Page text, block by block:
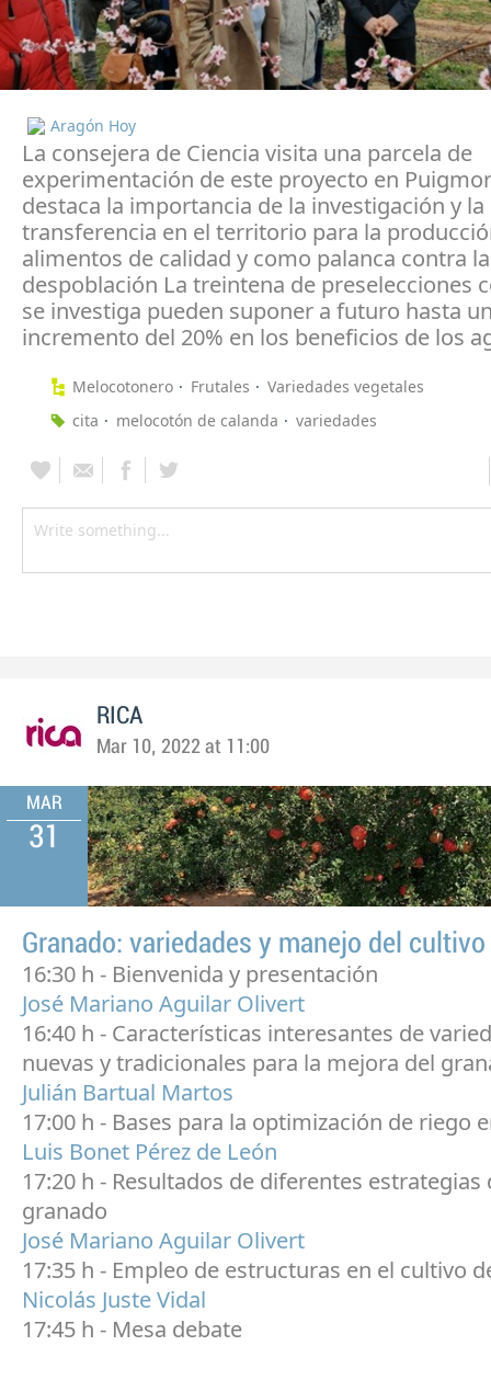
Aragón Hoy
La consejera de Ciencia visita una parcela de
experimentación de este proyecto en
destaca la importancia de la investigación y la
transferencia en el territorio para la
alimentos de calidad y como palanca contra la
despoblación La treintena de preselecciones
se investiga pueden suponer a futuro hasta
incremento del 20% en los beneficios de los
Melocotonero Frutales
Variedades vegetales
cita
melocotón de calanda variedades
RICA
Mar 10, 2022 at 11:00
MAR
31
Granado: variedades y manejo del cultivo
16:30 h - Bienvenida y presentación
José Mariano Aguilar Olivert
16:40 h - Características interesantes de
nuevas y tradicionales para la mejora del
Julián Bartual Martos
17:00 h - Bases para la optimización de riego
Luis Bonet Pérez de León
17:20 h - Resultados de diferentes estrategias
granado
José Mariano Aguilar Olivert
17:35 h - Empleo de estructuras en el cultivo
Nicolás Juste Vidal
17:45 h - Mesa debate